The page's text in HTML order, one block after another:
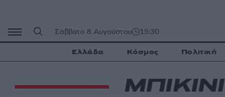
περιεχόμενο
Σάββατο 8 Αυγούστου 15:30
Ελλάδα Κόσμος Πολιτική
ΜΠΙΚΙΝΙ